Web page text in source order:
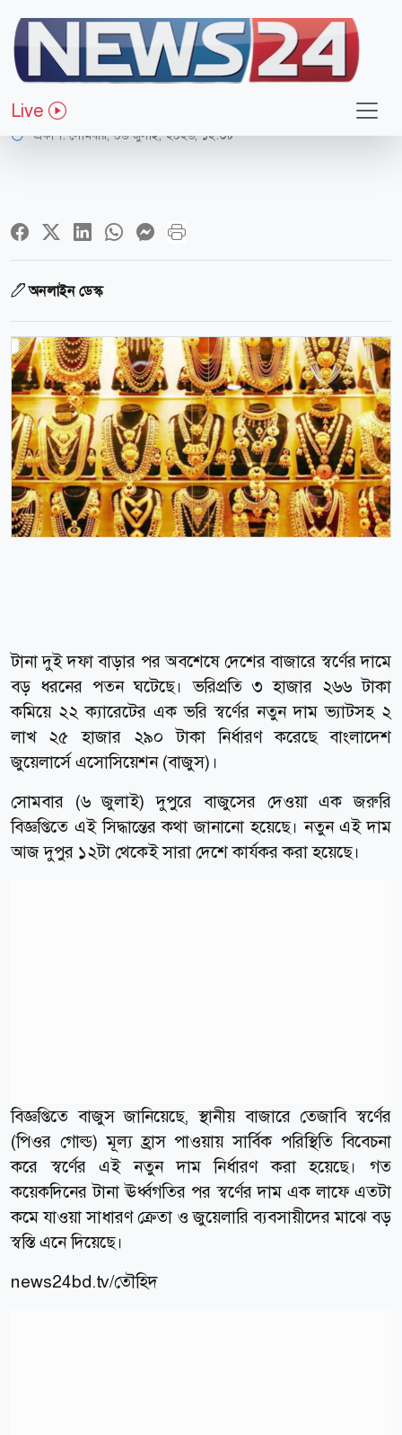
Live
অর্থ-বাণিজ্য
দেশে স্বর্ণের বাজারে বড় ধস
প্রকাশ:সোমবার, ০৬ জুলাই, ২০২৬, ১২:৩৮
অনলাইন ডেস্ক
টানা দুই দফা বাড়ার পর অবশেষে দেশের বাজারে স্বর্ণের দামে
বড় ধরনের পতন ঘটেছে। ভরিপ্রতি ৩ হাজার ২৬৬ টাকা
কমিয়ে ২২ ক্যারেটের এক ভরি স্বর্ণের নতুন দাম ভ্যাটসহ ২
লাখ ২৫ হাজার ২৯০ টাকা নির্ধারণ করেছে বাংলাদেশ
জুয়েলার্সে এসোসিয়েশন (বাজুস)।
সোমবার (৬ জুলাই) দুপুরে বাজুসের দেওয়া এক জরুরি
বিজ্ঞপ্তিতে এই সিদ্ধান্তের কথা জানানো হয়েছে। নতুন এই দাম
আজ দুপুর ১২টা থেকেই সারা দেশে কার্যকর করা হয়েছে।
বিজ্ঞপ্তিতে বাজুস জানিয়েছে, স্থানীয় বাজারে তেজাবি স্বর্ণের
(পিওর গোল্ড) মূল্য হ্রাস পাওয়ায় সার্বিক পরিস্থিতি বিবেচনা
করে স্বর্ণের এই নতুন দাম নির্ধারণ করা হয়েছে। গত
কয়েকদিনের টানা ঊর্ধ্বগতির পর স্বর্ণের দাম এক লাফে এতটা
কমে যাওয়া সাধারণ ক্রেতা ও জুয়েলারি ব্যবসায়ীদের মাঝে বড়
স্বস্তি এনে দিয়েছে।
news24bd.tv/তৌহিদ